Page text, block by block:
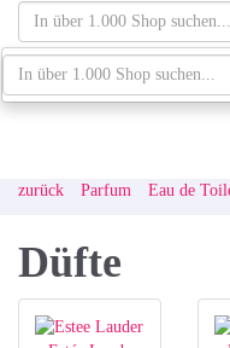
Skip
main
content
schaufenster.de
zurück Parfum Eau de
Düfte